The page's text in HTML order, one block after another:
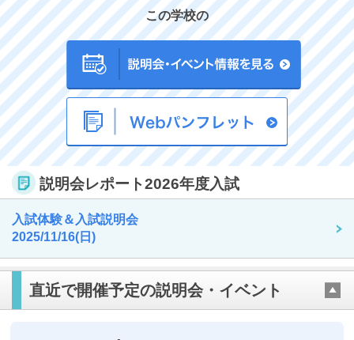
この学校の
説明会レポート2026年度入試
入試体験＆入試説明会
2025/11/16(日)
直近で開催予定の説明会・イベント